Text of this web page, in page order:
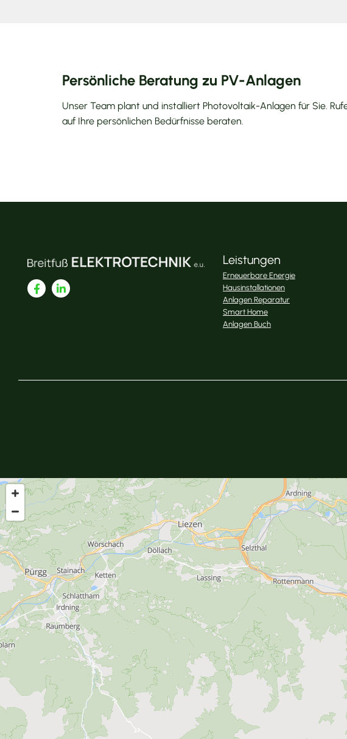
Persönliche Beratung zu PV-Anlagen
Unser Team plant und installiert Photovoltaik-Anlagen für Sie.
auf Ihre persönlichen Bedürfnisse beraten.
Leistungen
Erneuerbare Energie
Hausinstallationen
Anlagen Reparatur
Smart Home
Anlagen Buch